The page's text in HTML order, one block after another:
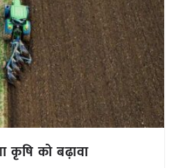
को बढ़ावा